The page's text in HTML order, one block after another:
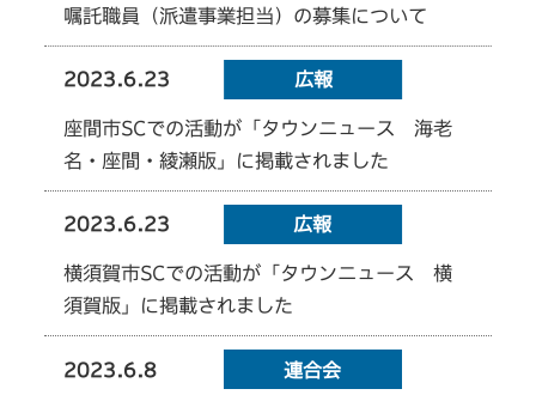
嘱託職員（派遣事業担当）の募集について
2023.6.23 広報
座間市SCでの活動が「タウンニュース 海老
名・座間・綾瀬版」に掲載されました
2023.6.23 広報
横須賀市SCでの活動が「タウンニュース 横
須賀版」に掲載されました
2023.6.8 連合会